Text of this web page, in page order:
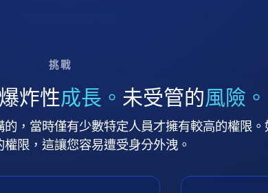
挑戰
爆炸性成長。 未受管的風險。
，當時僅有少數特定人員才擁有較高的權限
限，這讓您容易遭受身分外洩。